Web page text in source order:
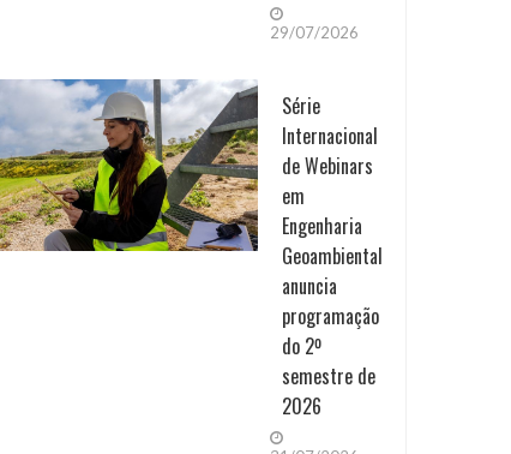
29/07/2026
Série
Internacional
de Webinars
em
Engenharia
Geoambiental
anuncia
programação
do 2º
semestre de
2026